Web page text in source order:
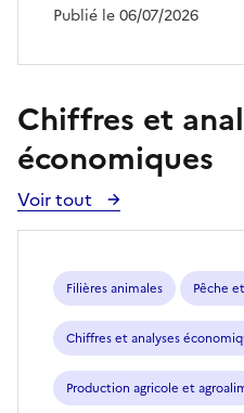
Publié le 06/07/2026
Chiffres et
économiques
Voir tout
Voir
toutes
publications
Filières animales Pêche
Chiffres et analyses
Production agricole et